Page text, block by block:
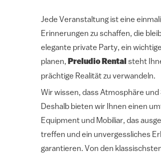
Jede Veranstaltung ist eine
Erinnerungen zu schaffen, die
elegante private Party, ein
planen,Preludio Rental steht
prächtige Realität zu verwandeln.
Wir wissen, dass Atmosphäre
Deshalb bieten wir Ihnen einen
Equipment und Mobiliar, das
treffen und ein unvergessliches
garantieren. Von den